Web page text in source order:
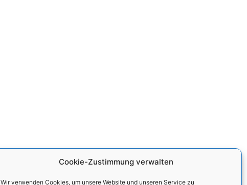
Cookie-Zustimmung verwalten
Wir verwenden Cookies, um unsere Website und unseren Service zu